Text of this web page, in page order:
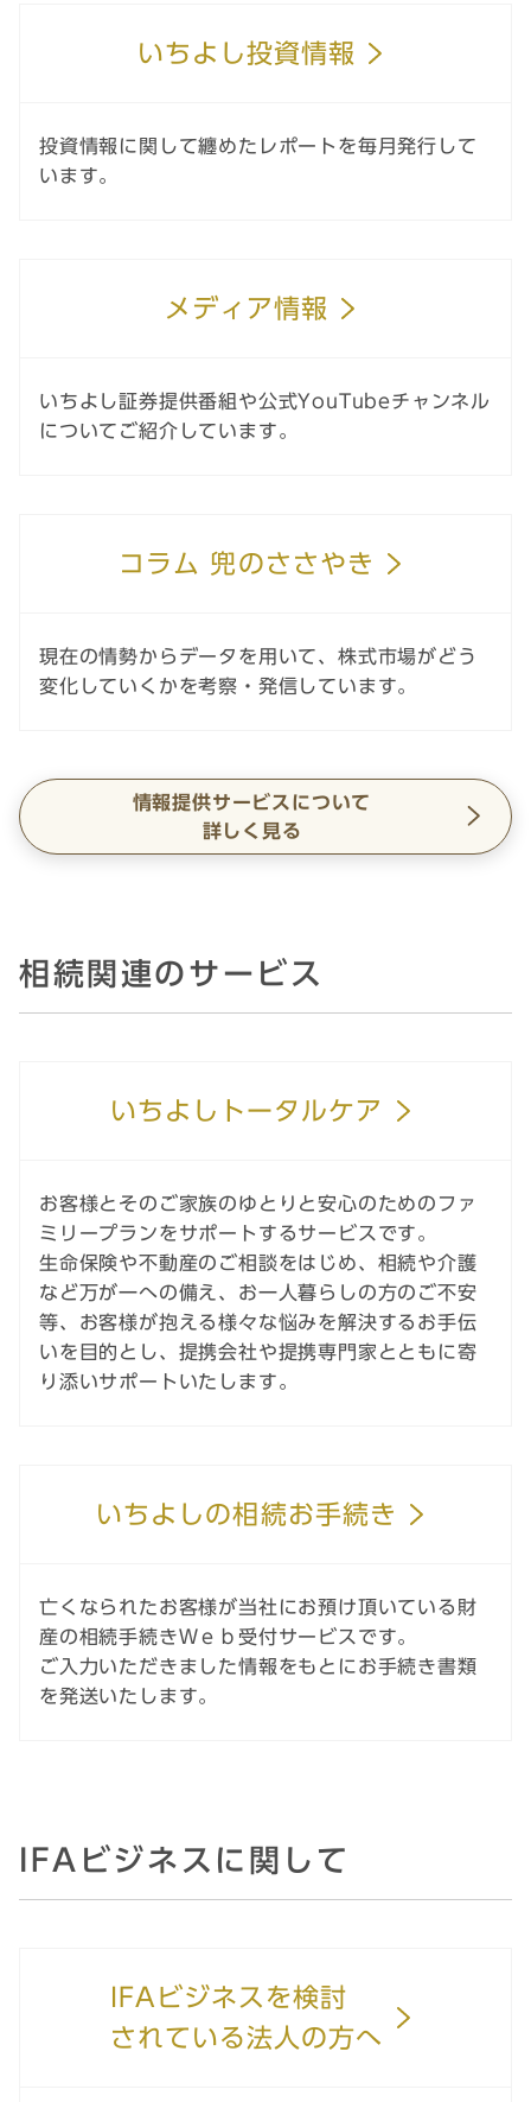
いちよし投資情報
投資情報に関して纏めたレポートを毎月発行して
います。
メディア情報
いちよし証券提供番組や公式YouTubeチャンネル
についてご紹介しています。
コラム 兜のささやき
現在の情勢からデータを用いて、株式市場がどう
変化していくかを考察・発信しています。
情報提供サービスについて
詳しく見る
相続関連のサービス
いちよしトータルケア
お客様とそのご家族のゆとりと安心のためのファ
ミリープランをサポートするサービスです。
生命保険や不動産のご相談をはじめ、相続や介護
など万が一への備え、お一人暮らしの方のご不安
等、お客様が抱える様々な悩みを解決するお手伝
いを目的とし、提携会社や提携専門家とともに寄
り添いサポートいたします。
いちよしの相続お手続き
亡くなられたお客様が当社にお預け頂いている財
産の相続手続きＷｅｂ受付サービスです。
ご入力いただきました情報をもとにお手続き書類
を発送いたします。
IFAビジネスに関して
IFAビジネスを検討
されている法人の方へ